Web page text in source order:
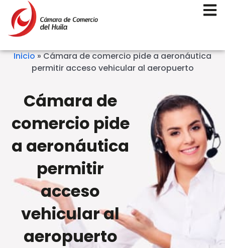
Inicio»Cámara de comercio pide a aeronáutica
permitir acceso vehicular al aeropuerto
Cámara de
comercio pide
a aeronáutica
permitir
acceso
vehicular al
aeropuerto